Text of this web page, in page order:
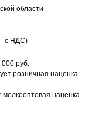
области
с НДС)
руб.
розничная наценка
мелкооптовая наценка